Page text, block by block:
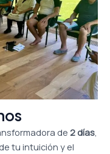
de 2 días,
tu intuición y el